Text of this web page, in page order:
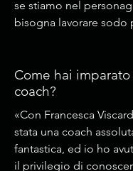
se stiamo nel
bisogna lavorare sodo
Come hai imparato
coach?
«Con Francesca
stata una coach
fantastica, ed io ho
il privilegio di